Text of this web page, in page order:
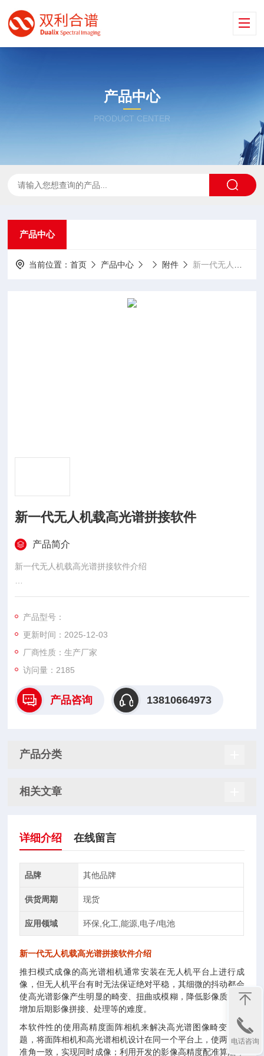
产品中心
PRODUCT CENTER
产品中心
当前位置：首页 产品中心 附件 新一代无人机载高光谱拼接软件
新一代无人机载高光谱拼接软件
产品简介
新一代无人机载高光谱拼接软件介绍
推扫模式成像的高光谱相机通常安装在无人机平台上进行成像，
谱影像产生明显的畸变、扭曲或模糊，降低影像质量，增加后期
影像拼接、处理等的难度。
产品型号：
更新时间：2025-12-03
厂商性质：生产厂家
访问量：2185
产品咨询 13810664973
产品分类
相关文章
详细介绍 在线留言
品牌 其他品牌
供货周期 现货
应用领域 环保,化工,能源,电子/电池
新一代无人机载高光谱拼接软件介绍
推扫模式成像的高光谱相机通常安装在无人机平台上进行成
像，但无人机平台有时无法保证绝对平稳，其细微的抖动都会
使高光谱影像产生明显的畸变、扭曲或模糊，降低影像质量，
增加后期影像拼接、处理等的难度。
本软件性的使用高精度面阵相机来解决高光谱图像畸变的问
题，将面阵相机和高光谱相机设计在同一个平台上，使两者对
准角一致，实现同时成像；利用开发的影像高精度配准算法，
电话咨询